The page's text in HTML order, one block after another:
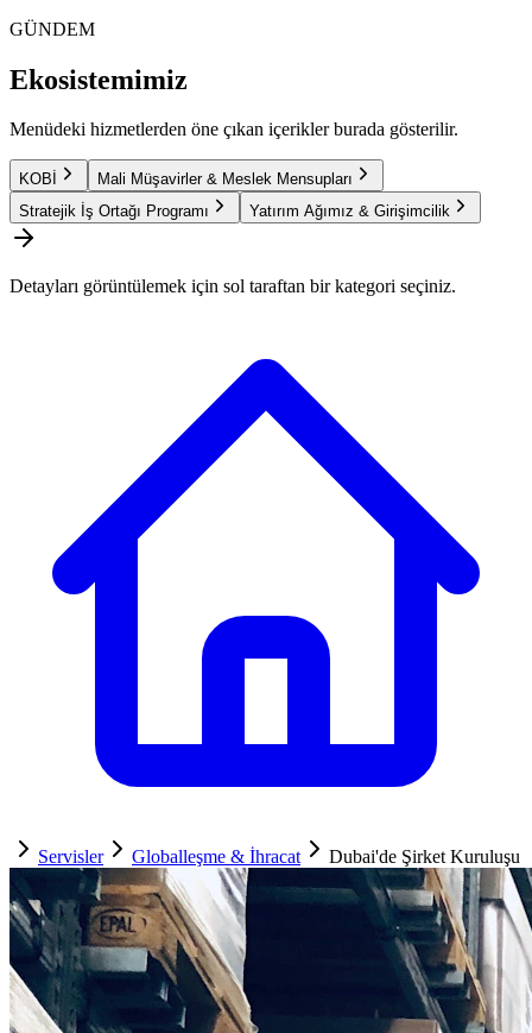
GÜNDEM
Ekosistemimiz
Menüdeki hizmetlerden öne çıkan içerikler burada gösterilir.
KOBİ
Mali Müşavirler & Meslek Mensupları
Stratejik İş Ortağı Programı
Yatırım Ağımız & Girişimcilik
Detayları görüntülemek için sol taraftan bir kategori seçiniz.
Servisler Globalleşme & İhracat Dubai'de Şirket Kuruluşu